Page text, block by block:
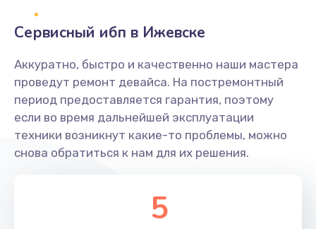
Сервисный ибп в Ижевске
Аккуратно, быстро и качественно наши мастера
проведут ремонт девайса. На постремонтный
период предоставляется гарантия, поэтому
если во время дальнейшей эксплуатации
техники возникнут какие-то проблемы, можно
снова обратиться к нам для их решения.
5